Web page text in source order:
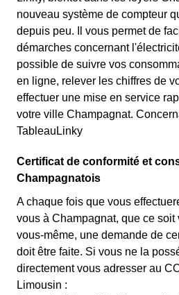
nouveau système de compteur
depuis peu. Il vous permet de
démarches concernant
possible de suivre vos
en ligne, relever les chiffres de
effectuer une mise en service
votre ville Champagnat.
TableauLinky
Certificat de conformité et
Champagnatois
A chaque fois que vous
vous à Champagnat, que ce soit
vous-même, une demande de
doit être faite. Si vous ne la
directement vous adresser au
Limousin :